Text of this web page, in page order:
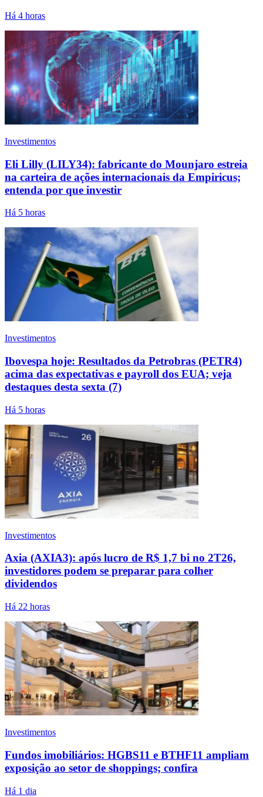
Há 4 horas
Investimentos
Eli Lilly (LILY34): fabricante do Mounjaro estreia
na carteira de ações internacionais da Empiricus;
entenda por que investir
Há 5 horas
Investimentos
Ibovespa hoje: Resultados da Petrobras (PETR4)
acima das expectativas e payroll dos EUA; veja
destaques desta sexta (7)
Há 5 horas
Investimentos
Axia (AXIA3): após lucro de R$ 1,7 bi no 2T26,
investidores podem se preparar para colher
dividendos
Há 22 horas
Investimentos
Fundos imobiliários: HGBS11 e BTHF11 ampliam
exposição ao setor de shoppings; confira
Há 1 dia